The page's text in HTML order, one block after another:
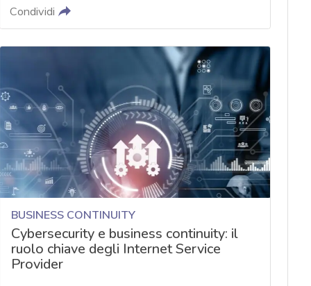
Condividi
BUSINESS CONTINUITY
Cybersecurity e business continuity: il
ruolo chiave degli Internet Service
Provider